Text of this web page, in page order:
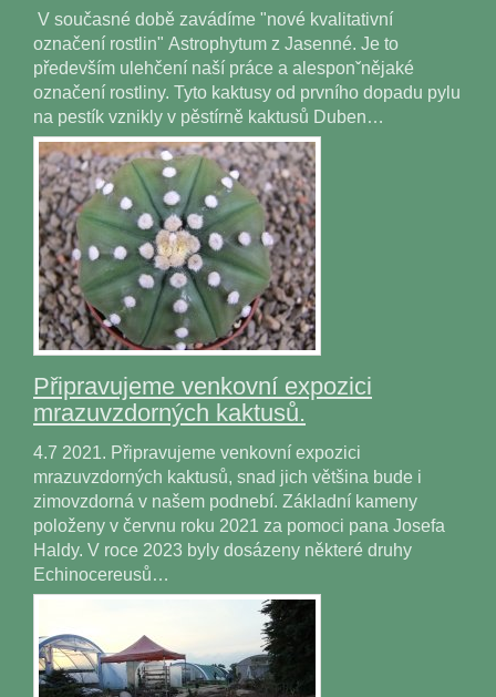
V současné době zavádíme "nové kvalitativní
označení rostlin" Astrophytum z Jasenné. Je to
především ulehčení naší práce a alesponˇnějaké
označení rostliny. Tyto kaktusy od prvního dopadu pylu
na pestík vznikly v pěstírně kaktusů Duben…
Připravujeme venkovní expozici
mrazuvzdorných kaktusů.
4.7 2021. Připravujeme venkovní expozici
mrazuvzdorných kaktusů, snad jich většina bude i
zimovzdorná v našem podnebí. Základní kameny
položeny v červnu roku 2021 za pomoci pana Josefa
Haldy. V roce 2023 byly dosázeny některé druhy
Echinocereusů…